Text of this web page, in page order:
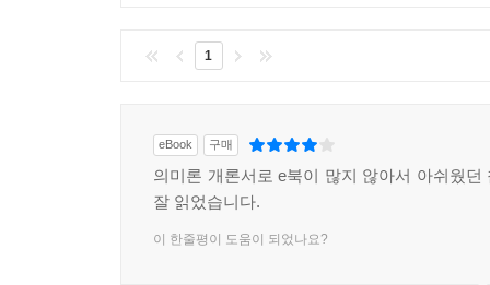
4. 관용어
5. 문장유형들의 화용론적 분석
7. 지시어의 의미
8. 화용론적 전제와 함의
Ⅵ. 종합적 의미론의 모색
1
eBook 구매
의미론 개론서로 e북이 많지 않아서 아쉬웠던
잘 읽었습니다.
이 한줄평이 도움이 되었나요?